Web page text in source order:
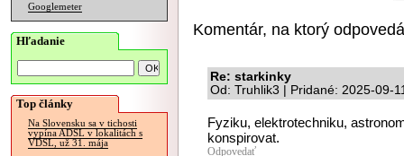
Googlemeter
Hľadanie
Top články
Na Slovensku sa v tichosti
vypína ADSL v lokalitách s
VDSL, už 31. mája
Komentár, na ktorý
Re: starkinky
Od: Truhlik3 | Pridané: 2025-09-
Fyziku, elektrotechniku,
konspirovat.
Odpovedať